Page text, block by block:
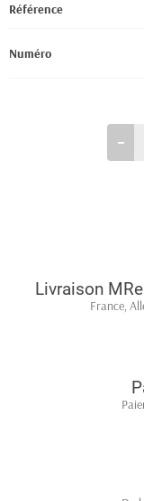
Référence
Numéro
Livraison
France,